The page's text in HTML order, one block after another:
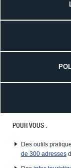
POUR VOUS :
Des outils
de 300 adresses